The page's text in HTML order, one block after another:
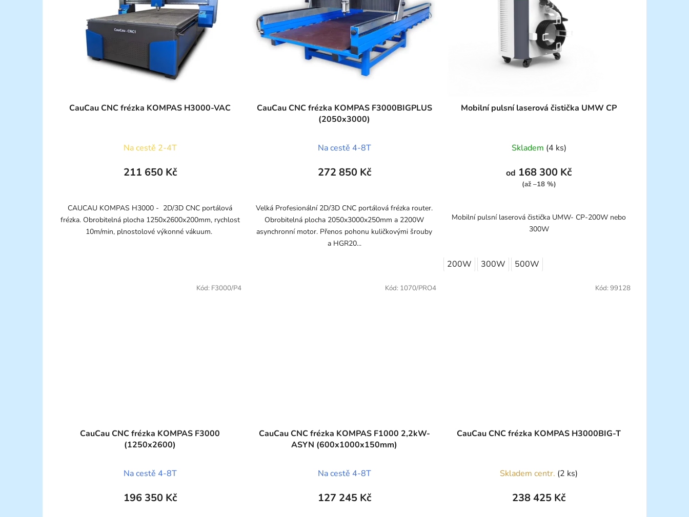
CauCau CNC frézka KOMPAS H3000-VAC
Na cestě 2-4T
211 650 Kč
CAUCAU KOMPAS H3000 - 2D/3D CNC portálová
frézka. Obrobitelná plocha 1250x2600x200mm, rychlost
10m/min, plnostolové výkonné vákuum.
CauCau CNC frézka KOMPAS F3000BIGPLUS
(2050x3000)
Na cestě 4-8T
272 850 Kč
Velká Profesionální 2D/3D CNC portálová frézka router.
Obrobitelná plocha 2050x3000x250mm a 2200W
asynchronní motor. Přenos pohonu kuličkovými šrouby
a HGR20...
Mobilní pulsní laserová čistička UMW CP
Skladem (4 ks)
od 168 300 Kč
(až –18 %)
Mobilní pulsní laserová čistička UMW- CP-200W nebo
300W
200W 300W 500W
CauCau CNC frézka KOMPAS F3000
(1250x2600)
Na cestě 4-8T
196 350 Kč
Kód: F3000/P4
CauCau CNC frézka KOMPAS F1000 2,2kW-
ASYN (600x1000x150mm)
Na cestě 4-8T
127 245 Kč
Kód: 1070/PRO4
CauCau CNC frézka KOMPAS H3000BIG-T
Skladem centr. (2 ks)
238 425 Kč
Kód: 99128